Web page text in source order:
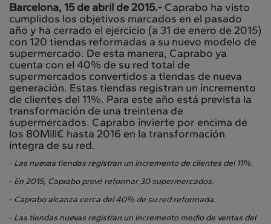
Barcelona, 15 de abril de 2015.- Caprabo ha visto
cumplidos los objetivos marcados en el pasado
año y ha cerrado el ejercicio (a 31 de enero de 2015)
con 120 tiendas reformadas a su nuevo modelo de
supermercado. De esta manera, Caprabo ya
cuenta con el 40% de su red total de
supermercados convertidos a tiendas de nueva
generación. Estas tiendas registran un incremento
de clientes del 11%. Para este año está prevista la
transformación de una treintena de
supermercados. Caprabo invierte por encima de
los 80Mill€ hasta 2016 en la transformación
íntegra de su red.
- Las nuevas tiendas registran un incremento de clientes del 11%.
- En 2015, Caprabo prevé reformar 30 supermercados.
- Caprabo alcanza cerca del 40% de su red reformada.
- Las tiendas nuevas registran un incremento medio de ventas del